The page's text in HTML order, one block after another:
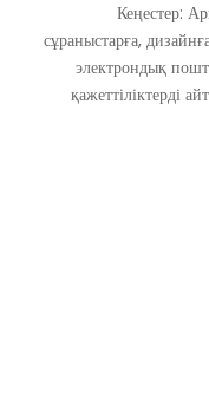
Кеңестер:
сұраныстарға,
электрондық
қажеттіліктерді